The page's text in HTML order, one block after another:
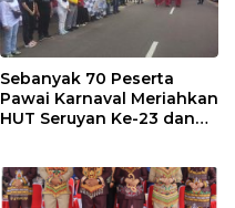
Sebanyak 70 Peserta
Pawai Karnaval Meriahkan
HUT Seruyan Ke-23 dan